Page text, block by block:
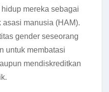
mereka sebagai
manusia (HAM).
gender seseorang
untuk membatasi
mendiskreditkan